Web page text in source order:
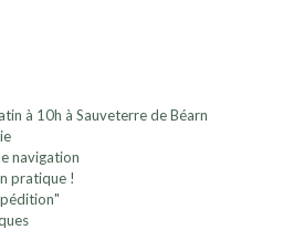
à 10h à Sauveterre de Béarn
navigation
pratique !